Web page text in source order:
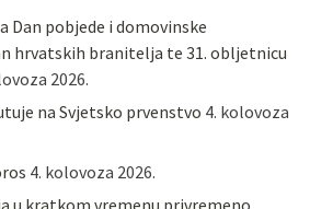
Dan pobjede i domovinske
hrvatskih branitelja te 31. obljetnicu
2026.
na Svjetsko prvenstvo 4. kolovoza
4. kolovoza 2026.
u kratkom vremenu privremeno